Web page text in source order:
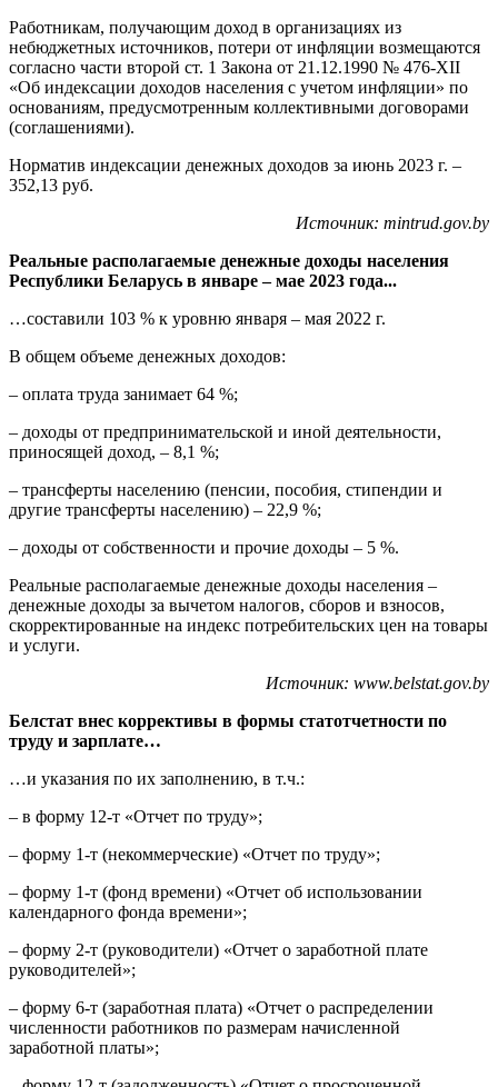
Работникам, получающим доход в организациях из
небюджетных источников, потери от инфляции возмещаются
согласно части второй ст. 1 Закона от 21.12.1990 № 476-ХII
«Об индексации доходов населения с учетом инфляции» по
основаниям, предусмотренным коллективными договорами
(соглашениями).
Норматив индексации денежных доходов за июнь 2023 г. –
352,13 руб.
Источник: mintrud.gov.by
Реальные располагаемые денежные доходы населения
Республики Беларусь в январе – мае 2023 года...
…составили 103 % к уровню января – мая 2022 г.
В общем объеме денежных доходов:
– оплата труда занимает 64 %;
– доходы от предпринимательской и иной деятельности,
приносящей доход, – 8,1 %;
– трансферты населению (пенсии, пособия, стипендии и
другие трансферты населению) – 22,9 %;
– доходы от собственности и прочие доходы – 5 %.
Реальные располагаемые денежные доходы населения –
денежные доходы за вычетом налогов, сборов и взносов,
скорректированные на индекс потребительских цен на товары
и услуги.
Источник: www.belstat.gov.by
Белстат внес коррективы в формы статотчетности по
труду и зарплате…
…и указания по их заполнению, в т.ч.:
– в форму 12-т «Отчет по труду»;
– форму 1-т (некоммерческие) «Отчет по труду»;
– форму 1-т (фонд времени) «Отчет об использовании
календарного фонда времени»;
– форму 2-т (руководители) «Отчет о заработной плате
руководителей»;
– форму 6-т (заработная плата) «Отчет о распределении
численности работников по размерам начисленной
заработной платы»;